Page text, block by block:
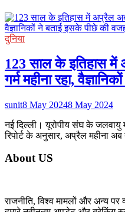
दुनिया
123 साल के इतिहास में
गर्म महीना रहा,
sunit8 May 20248 May 2024
नई दिल्ली। यूरोपीय संघ के जलवायु
रिपोर्ट के अनुसार, अप्रैल महीना
About US
राजनीति, विश्व मामलों और अन्य